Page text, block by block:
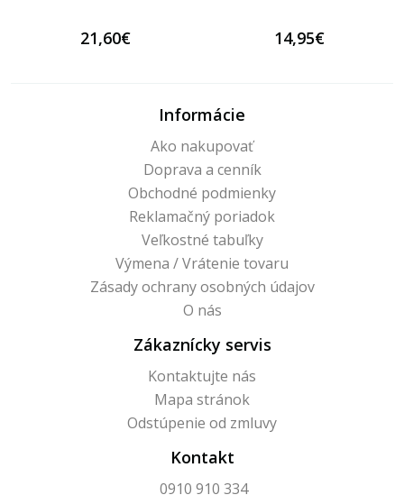
21,60€ 14,95€
Informácie
Ako nakupovať
Doprava a cenník
Obchodné podmienky
Reklamačný poriadok
Veľkostné tabuľky
Výmena / Vrátenie tovaru
Zásady ochrany osobných údajov
O nás
Zákaznícky servis
Kontaktujte nás
Mapa stránok
Odstúpenie od zmluvy
Kontakt
0910 910 334